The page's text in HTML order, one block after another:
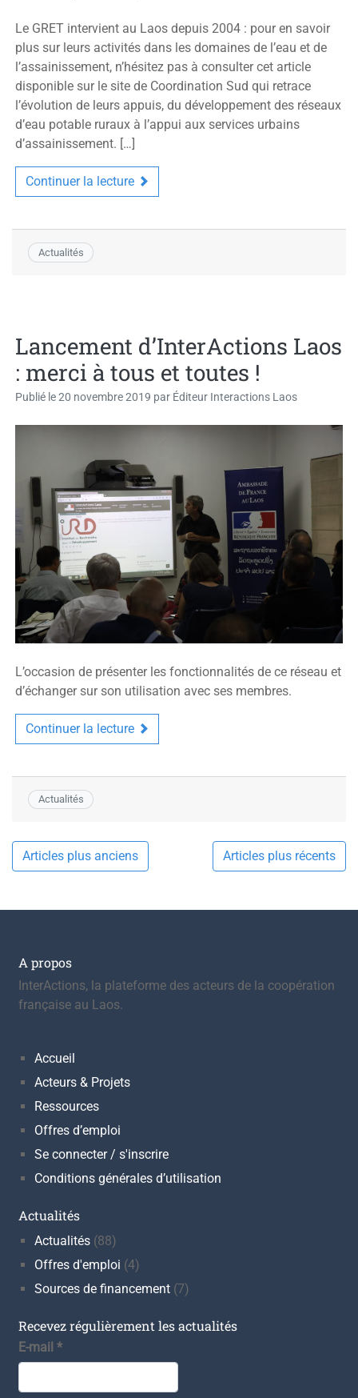
Le GRET intervient au Laos depuis 2004 : pour en savoir
plus sur leurs activités dans les domaines de l’eau et de
l’assainissement, n’hésitez pas à consulter cet article
disponible sur le site de Coordination Sud qui retrace
l’évolution de leurs appuis, du développement des réseaux
d’eau potable ruraux à l’appui aux services urbains
d’assainissement. […]
Continuer la lecture
Actualités
Lancement d’InterActions Laos
: merci à tous et toutes !
Publié le20 novembre 2019 par Éditeur Interactions Laos
L’occasion de présenter les fonctionnalités de ce réseau et
d’échanger sur son utilisation avec ses membres.
Continuer la lecture
Actualités
Navigation
articles
Articles plus anciens Articles plus récents
A propos
InterActions, la plateforme des acteurs de la coopération
française au Laos.
Accueil
Acteurs & Projets
Ressources
Offres d’emploi
Se connecter / s'inscrire
Conditions générales d’utilisation
Actualités
Actualités (88)
Offres d'emploi (4)
Sources de financement (7)
Recevez régulièrement les actualités
E-mail *